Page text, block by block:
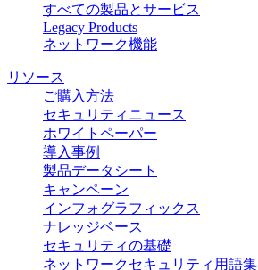
すべての製品とサービス
Legacy Products
ネットワーク機能
リソース
ご購入方法
セキュリティニュース
ホワイトペーパー
導入事例
製品データシート
キャンペーン
インフォグラフィックス
ナレッジベース
セキュリティの基礎
ネットワークセキュリティ用語集